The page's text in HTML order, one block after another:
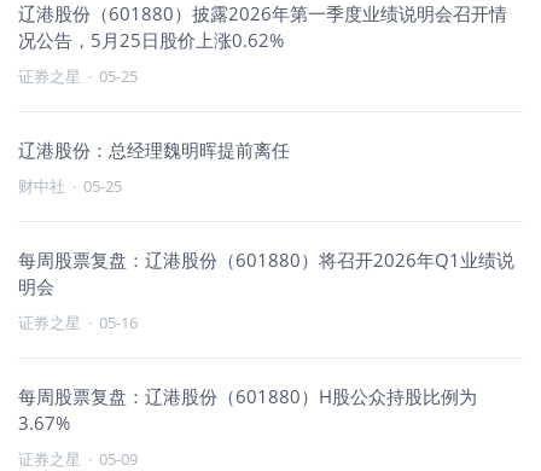
辽港股份（601880）披露2026年第一季度业绩说明会召开情
况公告，5月25日股价上涨0.62%
证券之星 · 05-25
辽港股份：总经理魏明晖提前离任
财中社 · 05-25
每周股票复盘：辽港股份（601880）将召开2026年Q1业绩说
明会
证券之星 · 05-16
每周股票复盘：辽港股份（601880）H股公众持股比例为
3.67%
证券之星 · 05-09